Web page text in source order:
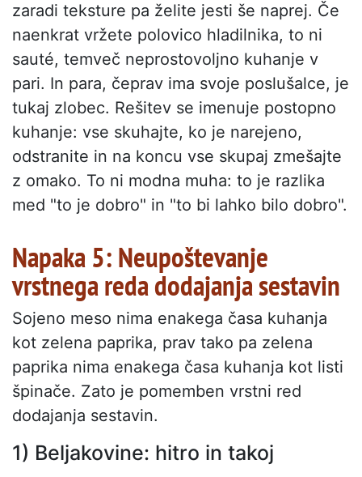
zaradi teksture pa želite jesti še naprej. Če
naenkrat vržete polovico hladilnika, to ni
sauté, temveč neprostovoljno kuhanje v
pari. In para, čeprav ima svoje poslušalce, je
tukaj zlobec. Rešitev se imenuje postopno
kuhanje: vse skuhajte, ko je narejeno,
odstranite in na koncu vse skupaj zmešajte
z omako. To ni modna muha: to je razlika
med "to je dobro" in "to bi lahko bilo dobro".
Napaka 5: Neupoštevanje
vrstnega reda dodajanja sestavin
Sojeno meso nima enakega časa kuhanja
kot zelena paprika, prav tako pa zelena
paprika nima enakega časa kuhanja kot listi
špinače. Zato je pomemben vrstni red
dodajanja sestavin.
1) Beljakovine: hitro in takoj